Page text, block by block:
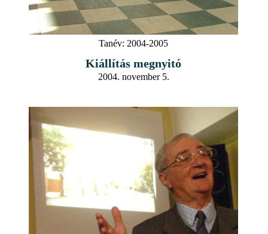
Tanév: 2004-2005
Kiállítás megnyitó
2004. november 5.